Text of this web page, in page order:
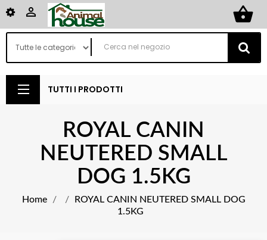
shopping_basket

TUTTI I PRODOTTI
ROYAL CANIN
NEUTERED SMALL
DOG 1.5KG
Home
ROYAL CANIN NEUTERED SMALL DOG
1.5KG